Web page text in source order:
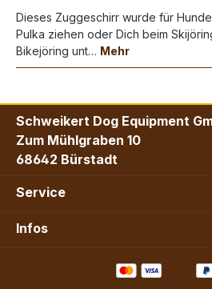
Dieses Zuggeschirr wurde für
Pulka ziehen oder Dich beim
Bikejöring unt… Mehr
Schweikert Dog Equipment
Zum Mühlgraben 10
68642 Bürstadt
Service
Infos